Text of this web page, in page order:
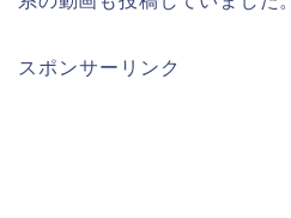
スポンサーリンク